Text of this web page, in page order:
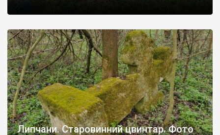
Липчани. Старовинний цвинтар. Фото